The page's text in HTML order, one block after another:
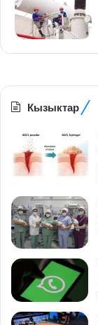
Кызыктар